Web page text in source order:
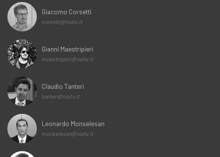
Giacomo Corsetti
corsetti@noitv.it
Gianni Maestripieri
maestripieri@noitv.it
Claudio Tanteri
tanteri@noitv.it
Leonardo Monselesan
monselesan@noitv.it